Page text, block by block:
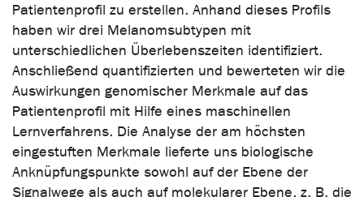
Patientenprofil zu erstellen. Anhand dieses Profils
haben wir drei Melanomsubtypen mit
unterschiedlichen Überlebenszeiten identifiziert.
Anschließend quantifizierten und bewerteten wir die
Auswirkungen genomischer Merkmale auf das
Patientenprofil mit Hilfe eines maschinellen
Lernverfahrens. Die Analyse der am höchsten
eingestuften Merkmale lieferte uns biologische
Anknüpfungspunkte sowohl auf der Ebene der
Signalwege als auch auf molekularer Ebene, z. B. die